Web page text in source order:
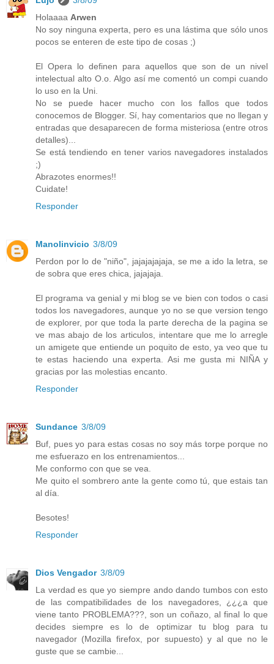
Holaaaa Arwen
No soy ninguna experta, pero es una lástima que sólo unos
pocos se enteren de este tipo de cosas ;)
El Opera lo definen para aquellos que son de un nivel
intelectual alto O.o. Algo así me comentó un compi cuando
lo uso en la Uni.
No se puede hacer mucho con los fallos que todos
conocemos de Blogger. Sí, hay comentarios que no llegan y
entradas que desaparecen de forma misteriosa (entre otros
detalles)...
Se está tendiendo en tener varios navegadores instalados
;)
Abrazotes enormes!!
Cuidate!
Responder
Manolinvicio 3/8/09
Perdon por lo de "niño", jajajajajaja, se me a ido la letra, se
de sobra que eres chica, jajajaja.
El programa va genial y mi blog se ve bien con todos o casi
todos los navegadores, aunque yo no se que version tengo
de explorer, por que toda la parte derecha de la pagina se
ve mas abajo de los articulos, intentare que me lo arregle
un amigete que entiende un poquito de esto, ya veo que tu
te estas haciendo una experta. Asi me gusta mi NIÑA y
gracias por las molestias encanto.
Responder
Sundance 3/8/09
Buf, pues yo para estas cosas no soy más torpe porque no
me esfuerazo en los entrenamientos...
Me conformo con que se vea.
Me quito el sombrero ante la gente como tú, que estais tan
al día.
Besotes!
Responder
Dios Vengador 3/8/09
La verdad es que yo siempre ando dando tumbos con esto
de las compatibilidades de los navegadores, ¿¿¿a que
viene tanto PROBLEMA???, son un coñazo, al final lo que
decides siempre es lo de optimizar tu blog para tu
navegador (Mozilla firefox, por supuesto) y al que no le
guste que se cambie...